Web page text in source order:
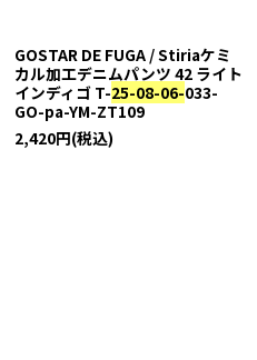
GOSTAR DE FUGA / Stiriaケミ
カル加工デニムパンツ 42 ライト
インディゴ T-25-08-06-033-
GO-pa-YM-ZT109
2,420円(税込)